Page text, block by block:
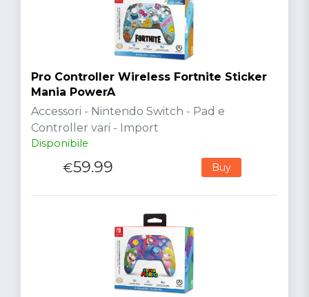
Pro Controller Wireless Fortnite Sticker
Mania PowerA
Accessori - Nintendo Switch - Pad e
Controller vari - Import
Disponibile
€59.99 Buy